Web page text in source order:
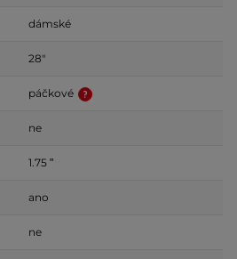
dámské
28"
páčkové
ne
1.75 ʺ
ano
ne